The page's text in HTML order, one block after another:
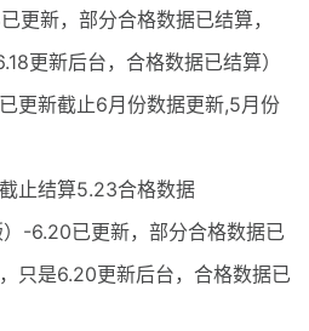
更新，部分合格数据已结算，
更新后台，合格数据已结算）
更新截止6月份数据更新,5月份
止结算5.23合格数据
-6.20已更新，部分合格数据已
只是6.20更新后台，合格数据已